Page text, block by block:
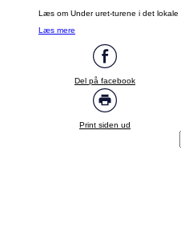
Læs om Under uret-turene i det lokale
Læs mere
Del på facebook
Print siden ud